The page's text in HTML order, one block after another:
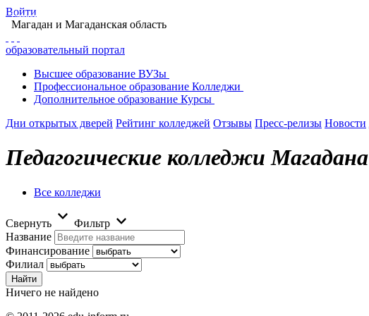
Войти
Магадан и Магаданская область
образовательный портал
Высшее образование ВУЗы
Профессиональное образование Колледжи
Дополнительное образование Курсы
Дни открытых дверей Рейтинг колледжей Отзывы Пресс-релизы Новости
Педагогические колледжи Магадана
Главная
Все колледжи
Свернуть
Фильтр
Название
Финансирование
Филиал
Ничего не найдено